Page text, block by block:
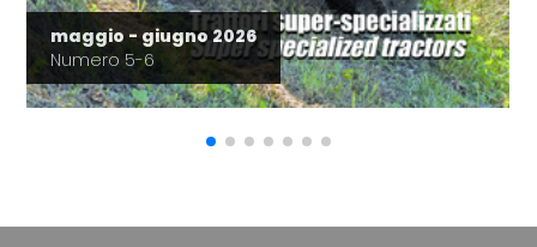
maggio - giugno 2026
Numero 5-6